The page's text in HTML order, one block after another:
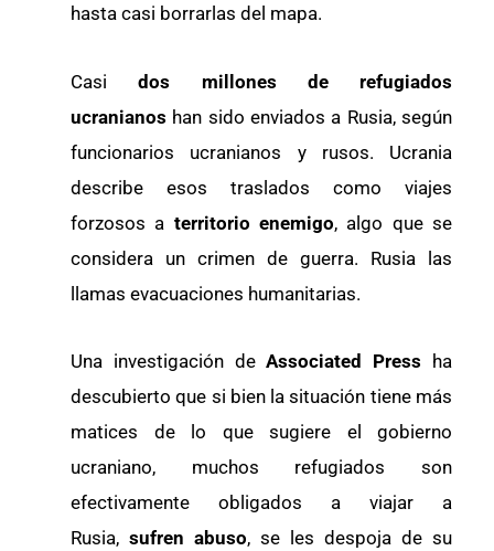
hasta casi borrarlas del mapa.
Casidos millones de refugiados
ucranianos han sido enviados a Rusia, según
funcionarios ucranianos y rusos. Ucrania
describe esos traslados como viajes
forzosos a territorio enemigo, algo que se
considera un crimen de guerra. Rusia las
llamas evacuaciones humanitarias.
Una investigación deAssociated Press ha
descubierto que si bien la situación tiene más
matices de lo que sugiere el gobierno
ucraniano, muchos refugiados son
efectivamente obligados a viajar a
Rusia, sufren abuso, se les despoja de su